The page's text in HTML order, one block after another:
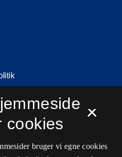
×
cookies
bruger vi egne cookies